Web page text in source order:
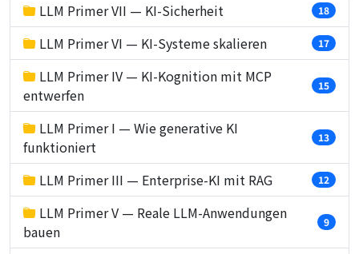
LLM Primer VII — KI-Sicherheit 18
LLM Primer VI — KI-Systeme skalieren 17
LLM Primer IV — KI-Kognition mit MCP
entwerfen
15
LLM Primer I — Wie generative KI
funktioniert
13
LLM Primer III — Enterprise-KI mit RAG 12
LLM Primer V — Reale LLM-Anwendungen
bauen
9